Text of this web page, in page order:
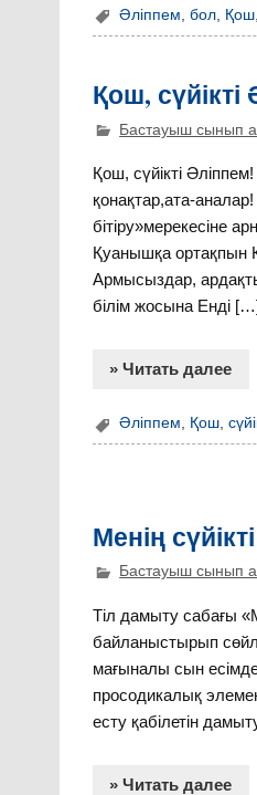
Әліппем ,бол Қош
Қош, сүйікті
Бастауыш сынып
Қош, сүйікті
қонақтар,ата-
бітіру»мерекесіне
Қуанышқа ортақпын
Армысыздар,
білім жосына Енді
» Читать далее
Әліппем, Қош,
Менің
Бастауыш сынып
Тіл дамыту сабағы
байланыстырып
мағыналы сын
просодикалық
есту қабілетін
» Читать далее